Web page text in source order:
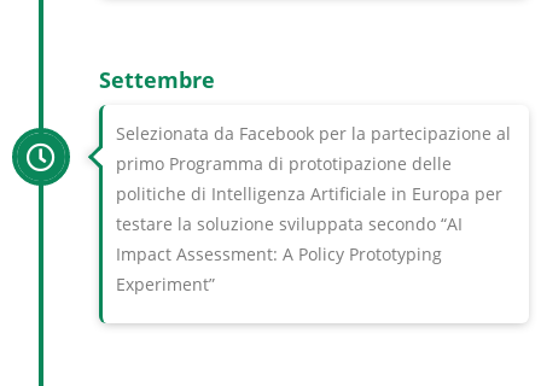
Settembre
Selezionata da Facebook per la partecipazione al
primo Programma di prototipazione delle
politiche di Intelligenza Artificiale in Europa per
testare la soluzione sviluppata secondo “AI
Impact Assessment: A Policy Prototyping
Experiment”